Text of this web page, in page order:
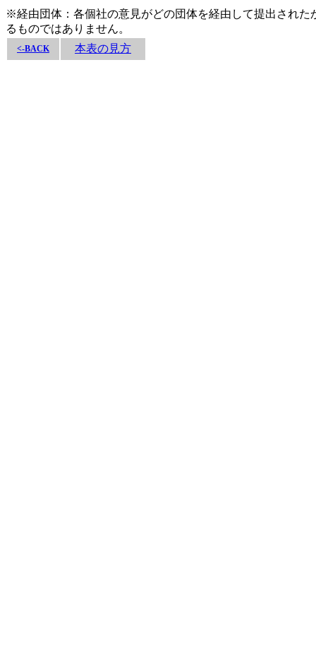
※経由団体：各個社の意見がどの団体を経由して提出され
るものではありません。
<-BACK 本表の見方